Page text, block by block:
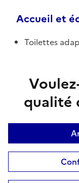
Accueil et
Toilettes
qualité